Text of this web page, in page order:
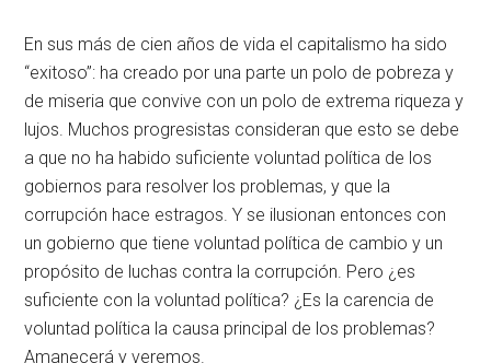
En sus más de cien años de vida el capitalismo ha sido
“exitoso”: ha creado por una parte un polo de pobreza y
de miseria que convive con un polo de extrema riqueza y
lujos. Muchos progresistas consideran que esto se debe
a que no ha habido suficiente voluntad política de los
gobiernos para resolver los problemas, y que la
corrupción hace estragos. Y se ilusionan entonces con
un gobierno que tiene voluntad política de cambio y un
propósito de luchas contra la corrupción. Pero ¿es
suficiente con la voluntad política? ¿Es la carencia de
voluntad política la causa principal de los problemas?
Amanecerá y veremos.